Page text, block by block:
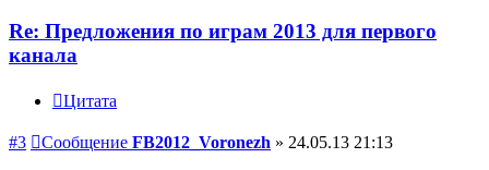
Re: Предложения по играм 2013 для первого
канала
Цитата
#3 Сообщение FB2012_Voronezh » 24.05.13 21:13